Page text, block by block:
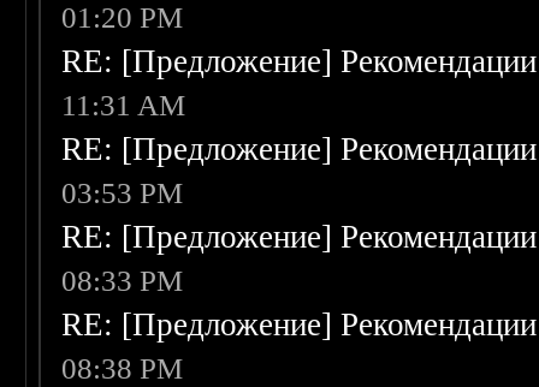
01:20 PM
RE: [Предложение]
11:31 AM
RE: [Предложение]
03:53 PM
RE: [Предложение]
08:33 PM
RE: [Предложение]
08:38 PM